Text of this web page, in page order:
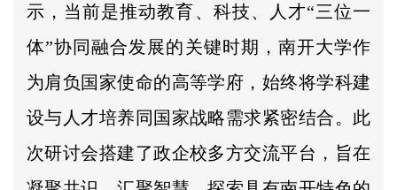
示，当前是推动教育、科技、人才“三位一
体”协同融合发展的关键时期，南开大学作
为肩负国家使命的高等学府，始终将学科建
设与人才培养同国家战略需求紧密结合。此
次研讨会搭建了政企校多方交流平台，旨在